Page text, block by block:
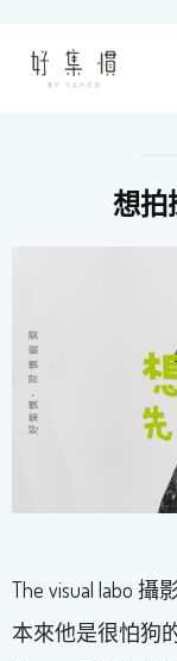
想拍
The visual labo
本來他是很怕狗